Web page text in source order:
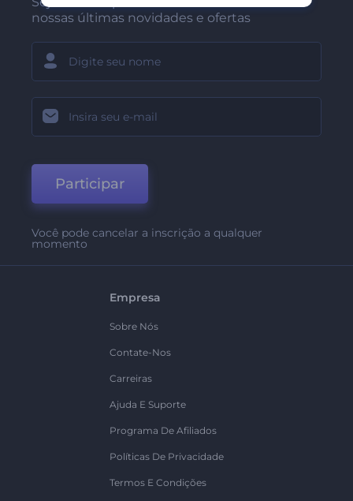
nossas últimas novidades e ofertas
Participar
Você pode cancelar a inscrição a qualquer
momento
Empresa
Sobre Nós
Contate-Nos
Carreiras
Ajuda E Suporte
Programa De Afiliados
Políticas De Privacidade
Termos E Condições